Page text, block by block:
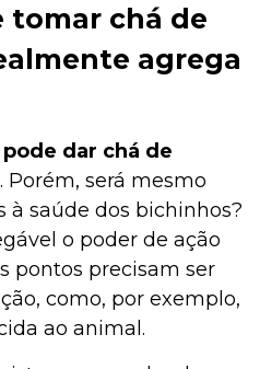
tomar chá de
agrega
pode dar chá de
. Porém, será mesmo
à saúde dos bichinhos?
o poder de ação
pontos precisam ser
como, por exemplo,
ao animal.